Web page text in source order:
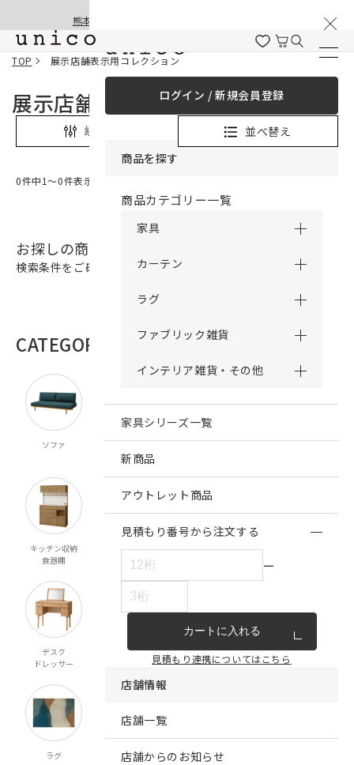
熊本地震の影響による配送遅延と停止について
ログイン / 新規会員登録
商品を探す
商品カテゴリー一覧
家具
カーテン
ラグ
ファブリック雑貨
インテリア雑貨・その他
家具シリーズ一覧
新商品
アウトレット商品
見積もり番号から注文する
ー
カートに入れる
見積もり連携についてはこちら
店舗情報
店舗一覧
店舗からのお知らせ
TOP 展示店舗表示用コレクション
展示店舗表示用コレクション
絞り込み 並べ替え
0件中1〜0件表示
お探しの商品は見つかりませんでした。
検索条件をご確認の上、再検索をお願いいたします。
CATEGORY
ソファ
チェア・ベンチ
スツール
テーブル ダイニング
キッチン収納
食器棚
リビング収納 テレビボード
デスク
ドレッサー
ミラー ペット対応 こたつ
ラグ
オーダー
既製カーテン